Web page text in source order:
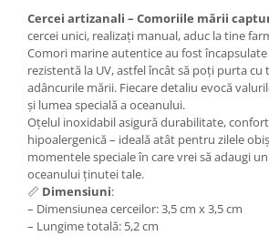
Brățară
Broșă
Mărgele / talisman
Accesorii păr
Bijuterii din Floarea de colț
Colier / Pandantiv
Cercei
Suport bijuterii
Bijuterii cu cristale naturale
Colier / Pandantiv
Cercei artizanali – Comoriile mării
cercei unici, realizați manual, aduc la tine
Comori marine autentice au fost
rezistentă la UV, astfel încât să poți purta
adâncurile mării. Fiecare detaliu evocă
și lumea specială a oceanului.
Oțelul inoxidabil asigură durabilitate,
hipoalergenică – ideală atât pentru zilele
momentele speciale în care vrei să adaugi
oceanului ținutei tale.
📏 Dimensiuni:
– Dimensiunea cerceilor: 3,5 cm x 3,5 cm
– Lungime totală: 5,2 cm